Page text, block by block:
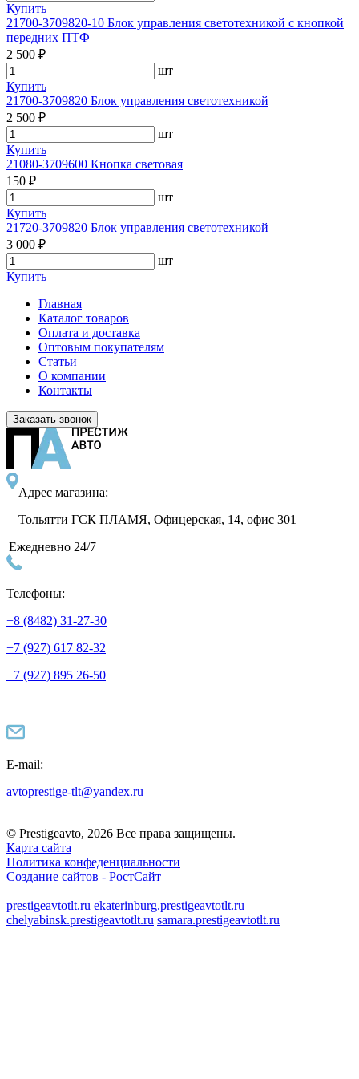
Купить
21700-3709820-10 Блок управления светотехникой с кнопкой
передних ПТФ
2 500 ₽
шт
Купить
21700-3709820 Блок управления светотехникой
2 500 ₽
шт
Купить
21080-3709600 Кнопка световая
150 ₽
шт
Купить
21720-3709820 Блок управления светотехникой
3 000 ₽
шт
Купить
Главная
Каталог товаров
Оплата и доставка
Оптовым покупателям
Статьи
О компании
Контакты
Заказать звонок
Адрес магазина:
Тольятти ГСК ПЛАМЯ, Офицерская, 14, офис 301
Ежедневно 24/7
Телефоны:
+8 (8482) 31-27-30
+7 (927) 617 82-32
+7 (927) 895 26-50
E-mail:
avtoprestige-tlt@yandex.ru
© Prestigeavto, 2026 Все права защищены.
Карта сайта
Политика конфеденциальности
Создание сайтов - РостСайт
prestigeavtotlt.ru ekaterinburg.prestigeavtotlt.ru
chelyabinsk.prestigeavtotlt.ru samara.prestigeavtotlt.ru